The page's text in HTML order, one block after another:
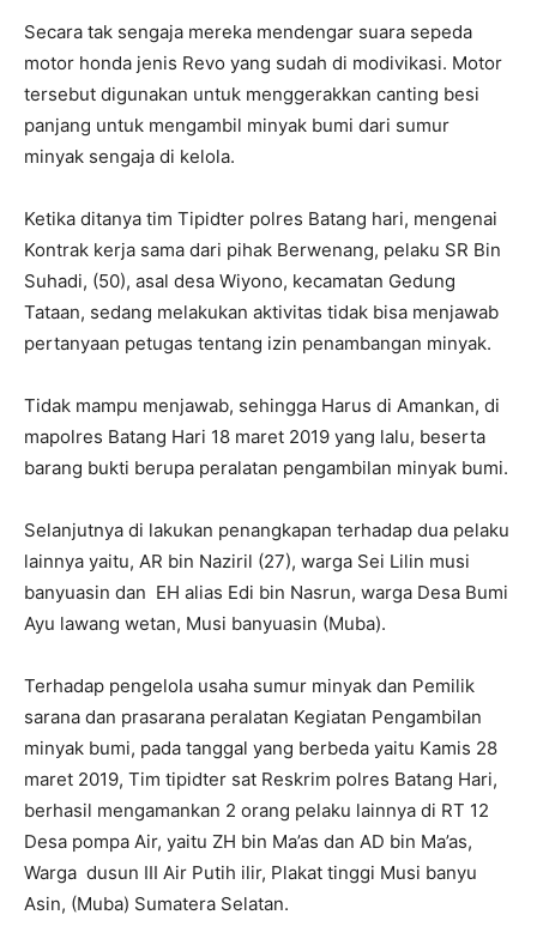
Secara tak sengaja mereka mendengar suara sepeda
motor honda jenis Revo yang sudah di modivikasi. Motor
tersebut digunakan untuk menggerakkan canting besi
panjang untuk mengambil minyak bumi dari sumur
minyak sengaja di kelola.
Ketika ditanya tim Tipidter polres Batang hari, mengenai
Kontrak kerja sama dari pihak Berwenang, pelaku SR Bin
Suhadi, (50), asal desa Wiyono, kecamatan Gedung
Tataan, sedang melakukan aktivitas tidak bisa menjawab
pertanyaan petugas tentang izin penambangan minyak.
Tidak mampu menjawab, sehingga Harus di Amankan, di
mapolres Batang Hari 18 maret 2019 yang lalu, beserta
barang bukti berupa peralatan pengambilan minyak bumi.
Selanjutnya di lakukan penangkapan terhadap dua pelaku
lainnya yaitu, AR bin Naziril (27), warga Sei Lilin musi
banyuasin dan EH alias Edi bin Nasrun, warga Desa Bumi
Ayu lawang wetan, Musi banyuasin (Muba).
Terhadap pengelola usaha sumur minyak dan Pemilik
sarana dan prasarana peralatan Kegiatan Pengambilan
minyak bumi, pada tanggal yang berbeda yaitu Kamis 28
maret 2019, Tim tipidter sat Reskrim polres Batang Hari,
berhasil mengamankan 2 orang pelaku lainnya di RT 12
Desa pompa Air, yaitu ZH bin Ma’as dan AD bin Ma’as,
Warga dusun III Air Putih ilir, Plakat tinggi Musi banyu
Asin, (Muba) Sumatera Selatan.